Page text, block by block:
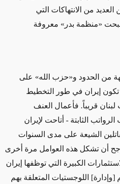
العديد من الانتهاكات التي
«منظمة بدر» معروفة
من الحدود و«حزب الله» على
تكون إيران في طور التخطيط
قريباً. فأعمال العنف
الثابتة - أتاحت لإيران
الشيعة على مدى السنوات
أن تشكل هذه العوامل مرة أخرى
الكبيرة التي توظفها إيران
[وإدارة] اللوجستيات المتعلقة بهم